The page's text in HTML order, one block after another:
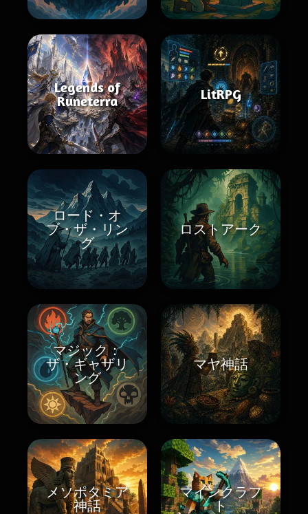
Legends of
Runeterra
LitRPG
ロード・オ
ブ・ザ・リン
グ
ロストアーク
マジック：
ザ・ギャザリ
ング
マヤ神話
メソポタミア
神話
マインクラフ
ト